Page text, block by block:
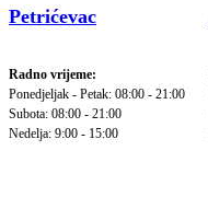
Petrićevac
Radno vrijeme:
Ponedjeljak - Petak: 08:00 - 21:00
Subota: 08:00 - 21:00
Nedelja: 9:00 - 15:00